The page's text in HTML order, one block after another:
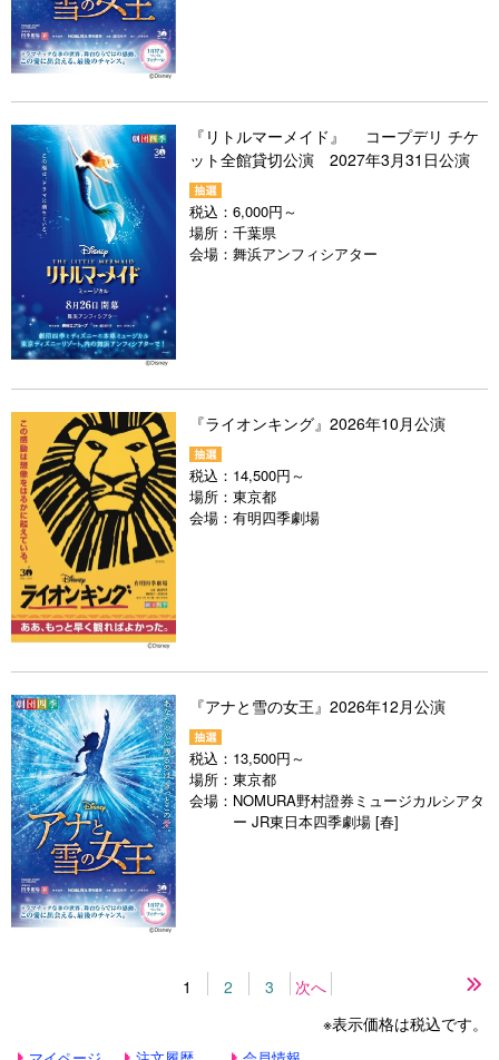
『リトルマーメイド』 コープデリ チケ
ット全館貸切公演 2027年3月31日公演
税込： 6,000円～
場所： 千葉県
会場： 舞浜アンフィシアター
『ライオンキング』2026年10月公演
税込： 14,500円～
場所： 東京都
会場： 有明四季劇場
『アナと雪の女王』2026年12月公演
税込： 13,500円～
場所： 東京都
会場： NOMURA野村證券ミュージカルシアタ
ー JR東日本四季劇場 [春]
1 2 3 次へ
の
※表示価格は税込です。